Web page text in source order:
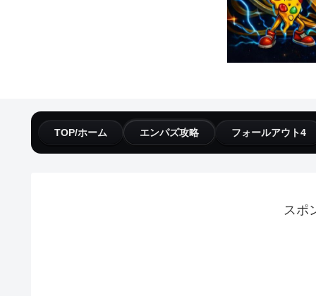
TOP/ホーム エンパズ攻略 フォールアウト4
スポ